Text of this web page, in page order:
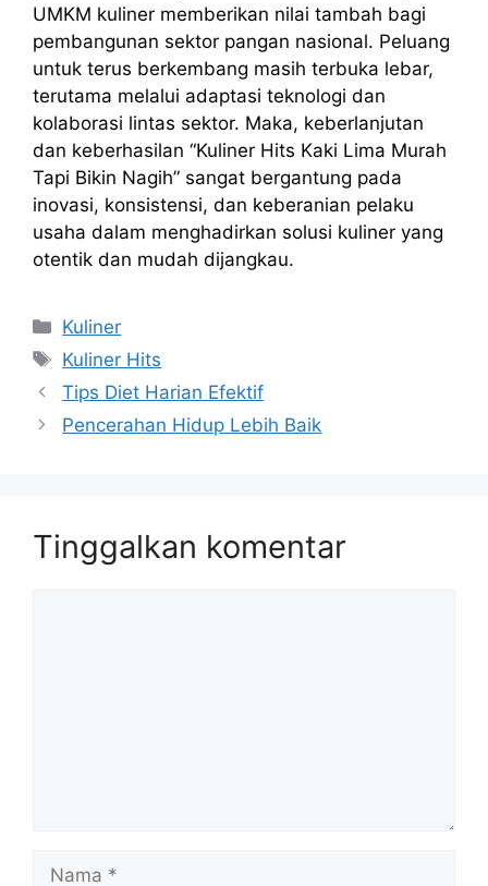
UMKM kuliner memberikan nilai tambah bagi
pembangunan sektor pangan nasional. Peluang
untuk terus berkembang masih terbuka lebar,
terutama melalui adaptasi teknologi dan
kolaborasi lintas sektor. Maka, keberlanjutan
dan keberhasilan “Kuliner Hits Kaki Lima Murah
Tapi Bikin Nagih” sangat bergantung pada
inovasi, konsistensi, dan keberanian pelaku
usaha dalam menghadirkan solusi kuliner yang
otentik dan mudah dijangkau.
Kategori
Kuliner
Tag
Kuliner Hits
Tips Diet Harian Efektif
Pencerahan Hidup Lebih Baik
Tinggalkan komentar
Nama